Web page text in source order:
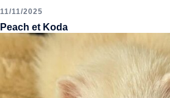
11/11/2025
Peach et Koda